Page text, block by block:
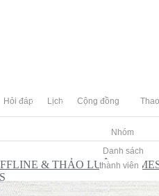
Hỏi đáp Lịch Cộng đồng
Nhóm
Danh sách
thành viên
& THẢO LUẬN